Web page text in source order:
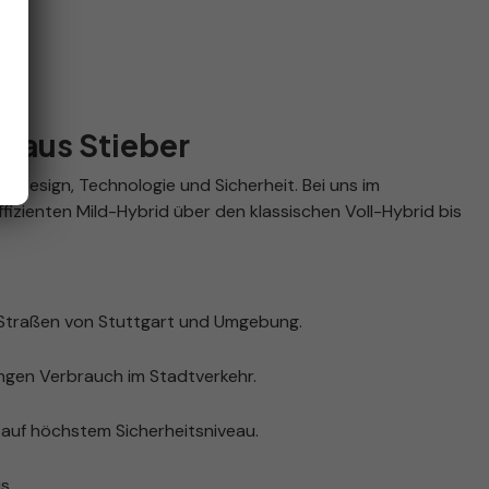
Stieber
Design, Technologie und Sicherheit. Bei uns im
Mild-Hybrid über den klassischen Voll-Hybrid bis
von Stuttgart und Umgebung.
Verbrauch im Stadtverkehr.
höchstem Sicherheitsniveau.